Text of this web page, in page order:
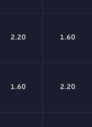
2.20 1.60
1.60 2.20